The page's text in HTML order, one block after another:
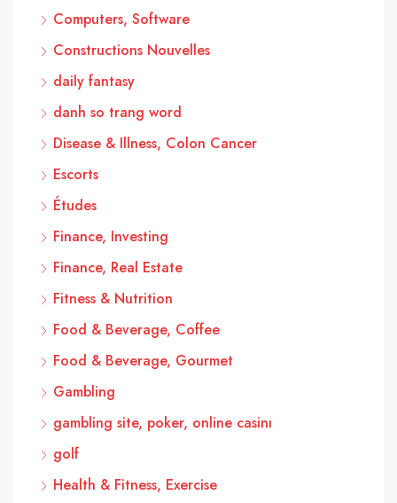
Computers, Software
Constructions Nouvelles
daily fantasy
danh so trang word
Disease & Illness, Colon Cancer
Escorts
Études
Finance, Investing
Finance, Real Estate
Fitness & Nutrition
Food & Beverage, Coffee
Food & Beverage, Gourmet
Gambling
gambling site, poker, online casinı
golf
Health & Fitness, Exercise